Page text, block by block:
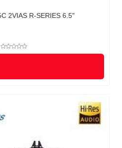
2VIAS R-SERIES 6.5"